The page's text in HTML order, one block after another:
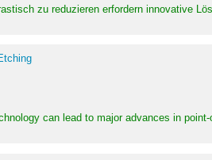
zu reduzieren erfordern innovative
can lead to major advances in